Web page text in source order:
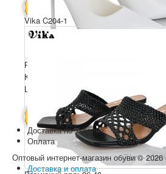
В КОШИК 4500 грн.
Розмірний ряд: 36-40
Комплектація ящика: 6
Ціна за пару: 750 грн.
В КОШИК 4500 грн.
Vika C204-1
Доставка по Украине
Оплата
Оптовый интернет-магазин обуви © 2026
Доставка и оплата